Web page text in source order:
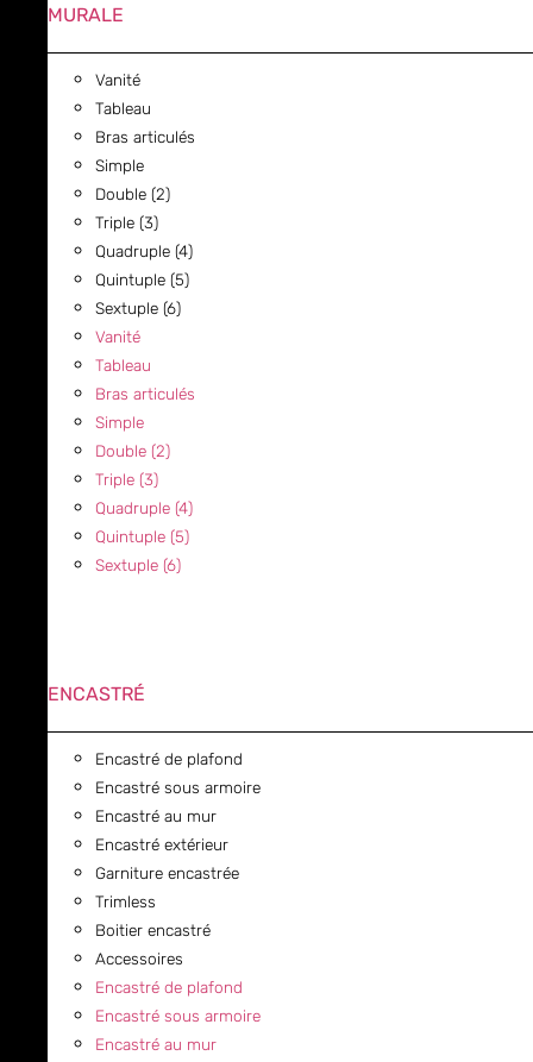
MURALE
Vanité
Tableau
Bras articulés
Simple
Double (2)
Triple (3)
Quadruple (4)
Quintuple (5)
Sextuple (6)
Vanité
Tableau
Bras articulés
Simple
Double (2)
Triple (3)
Quadruple (4)
Quintuple (5)
Sextuple (6)
ENCASTRÉ
Encastré de plafond
Encastré sous armoire
Encastré au mur
Encastré extérieur
Garniture encastrée
Trimless
Boitier encastré
Accessoires
Encastré de plafond
Encastré sous armoire
Encastré au mur